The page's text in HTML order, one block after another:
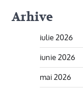
Arhive
iulie 2026
iunie 2026
mai 2026